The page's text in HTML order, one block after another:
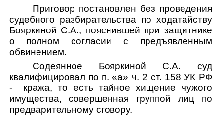
Приговор постановлен без проведения
судебного разбирательства по ходатайству
Бояркиной С.А., пояснившей при защитнике
о полном согласии с предъявленным
обвинением.
Содеянное Бояркиной С.А. суд
квалифицировал по п. «а» ч. 2 ст. 158 УК РФ
- кража, то есть тайное хищение чужого
имущества, совершенная группой лиц по
предварительному сговору.